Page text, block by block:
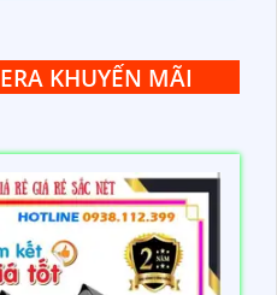
KHUYẾN MÃI